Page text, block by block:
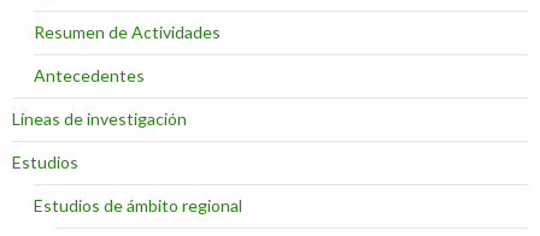
Resumen de Actividades
Antecedentes
Líneas de investigación
Estudios
Estudios de ámbito regional